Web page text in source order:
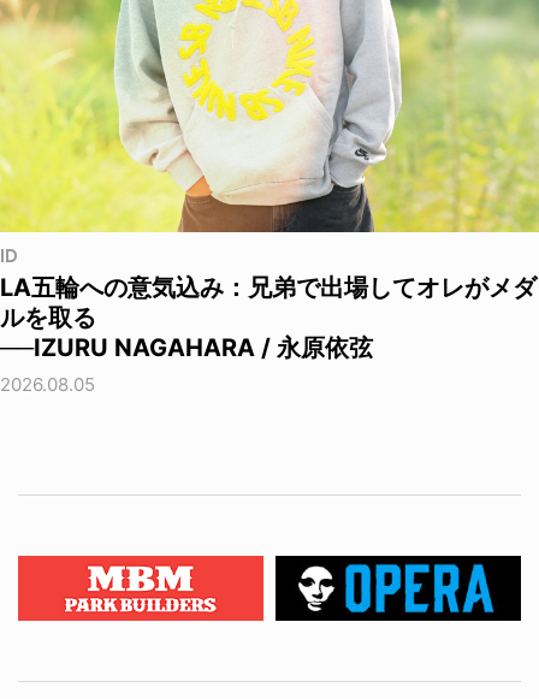
ID
LA五輪への意気込み：兄弟で出場してオレがメダ
ルを取る
──IZURU NAGAHARA / 永原依弦
2026.08.05